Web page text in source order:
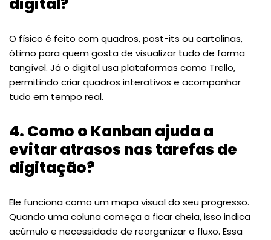
O físico é feito com quadros, post-its ou cartolinas,
ótimo para quem gosta de visualizar tudo de forma
tangível. Já o digital usa plataformas como Trello,
permitindo criar quadros interativos e acompanhar
tudo em tempo real.
4. Como o Kanban ajuda a
evitar atrasos nas tarefas de
digitação?
Ele funciona como um mapa visual do seu progresso.
Quando uma coluna começa a ficar cheia, isso indica
acúmulo e necessidade de reorganizar o fluxo. Essa